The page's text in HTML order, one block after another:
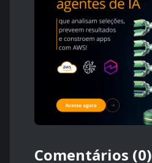
Comentários (0)